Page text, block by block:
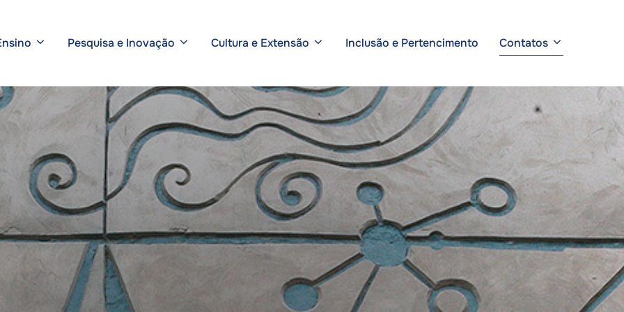
Pesquisa e Inovação Cultura e Extensão Inclusão e Pertencimento Contatos